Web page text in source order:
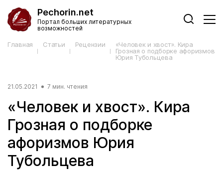
Pechorin.net
Портал больших литературных
возможностей
Главная Статьи Рецензии
«Человек и хвост». Кира
Грозная о подборке афоризмов
Юрия Тубольцева
«Человек и хвост». Кира
Грозная о подборке
афоризмов Юрия
Тубольцева
21.05.2021 7 мин. чтения